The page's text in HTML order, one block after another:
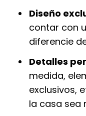
Diseño
contar con
diferencie
Detalles
medida,
exclusivos,
la casa sea